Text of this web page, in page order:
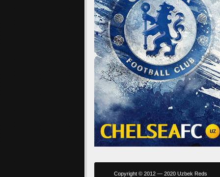
Copyright © 2012 — 2020 Uzbek Reds